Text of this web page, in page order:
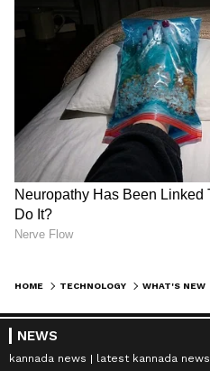
HOME TECHNOLOGY WHAT'S NEW
NEWS
kannada news latest kannada news